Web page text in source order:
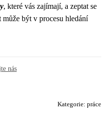
, které vás zajímají, a zeptat se
být v procesu hledání
nás
Kategorie: práce